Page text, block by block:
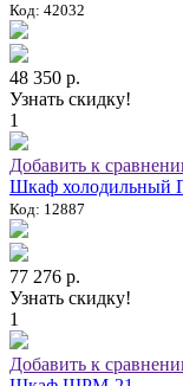
Код: 42032
48 350 р.
Узнать скидку!
1
Добавить к
Шкаф холодильный
Код: 12887
77 276 р.
Узнать скидку!
1
Добавить к